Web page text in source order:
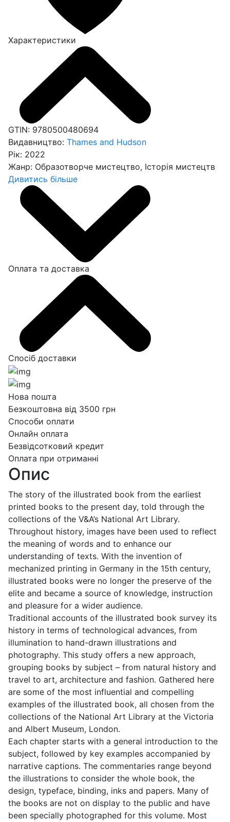
Характеристики
GTIN: 9780500480694
Видавництво: Thames and Hudson
Рік: 2022
Жанр: Образотворче мистецтво, Історія мистецтв
Дивитись більше
Оплата та доставка
Спосіб доставки
Нова пошта
Безкоштовна від 3500 грн
Способи оплати
Онлайн оплата
Безвідсотковий кредит
Оплата при отриманні
Опис
The story of the illustrated book from the earliest
printed books to the present day, told through the
collections of the V&A’s National Art Library.
Throughout history, images have been used to reflect
the meaning of words and to enhance our
understanding of texts. With the invention of
mechanized printing in Germany in the 15th century,
illustrated books were no longer the preserve of the
elite and became a source of knowledge, instruction
and pleasure for a wider audience.
Traditional accounts of the illustrated book survey its
history in terms of technological advances, from
illumination to hand-drawn illustrations and
photography. This study offers a new approach,
grouping books by subject – from natural history and
travel to art, architecture and fashion. Gathered here
are some of the most influential and compelling
examples of the illustrated book, all chosen from the
collections of the National Art Library at the Victoria
and Albert Museum, London.
Each chapter starts with a general introduction to the
subject, followed by key examples accompanied by
narrative captions. The commentaries range beyond
the illustrations to consider the whole book, the
design, typeface, binding, inks and papers. Many of
the books are not on display to the public and have
been specially photographed for this volume. Most